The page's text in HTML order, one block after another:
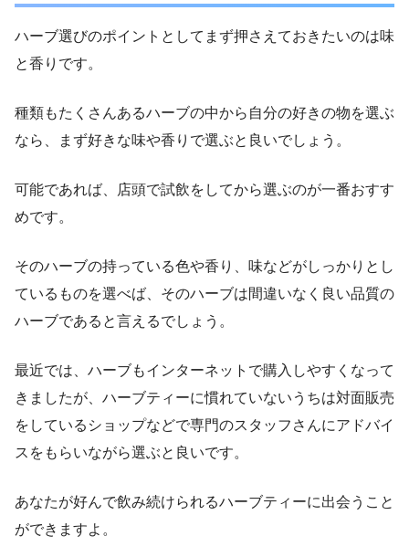
ハーブ選びのポイントとしてまず押さえておきたいのは味
と香りです。
種類もたくさんあるハーブの中から自分の好きの物を選ぶ
なら、まず好きな味や香りで選ぶと良いでしょう。
可能であれば、店頭で試飲をしてから選ぶのが一番おすす
めです。
そのハーブの持っている色や香り、味などがしっかりとし
ているものを選べば、そのハーブは間違いなく良い品質の
ハーブであると言えるでしょう。
最近では、ハーブもインターネットで購入しやすくなって
きましたが、ハーブティーに慣れていないうちは対面販売
をしているショップなどで専門のスタッフさんにアドバイ
スをもらいながら選ぶと良いです。
あなたが好んで飲み続けられるハーブティーに出会うこと
ができますよ。